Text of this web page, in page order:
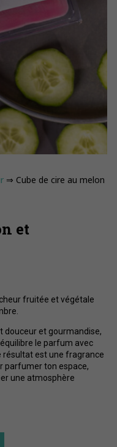
⇒ Cube de cire au melon
et
fruitée et végétale
douceur et gourmandise,
le parfum avec
résultat est une fragrance
parfumer ton espace,
une atmosphère